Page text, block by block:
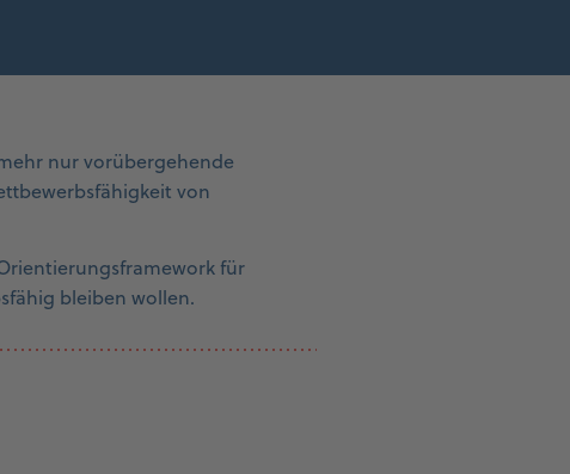
nur vorübergehende
von
für
bleiben wollen.